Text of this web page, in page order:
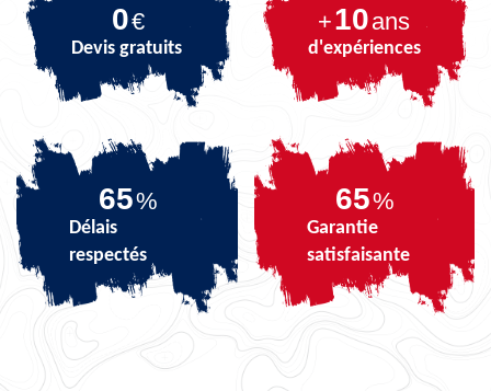
0€
Devis gratuits
+10ans
d'expériences
81%
Délais
respectés
81%
Garantie
satisfaisante